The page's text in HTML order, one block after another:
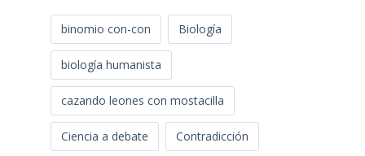
binomio con-con Biología
biología humanista
cazando leones con mostacilla
Ciencia a debate Contradicción